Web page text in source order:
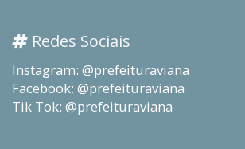
Redes Sociais
Instagram: @prefeituraviana
Facebook: @prefeituraviana
Tik Tok: @prefeituraviana